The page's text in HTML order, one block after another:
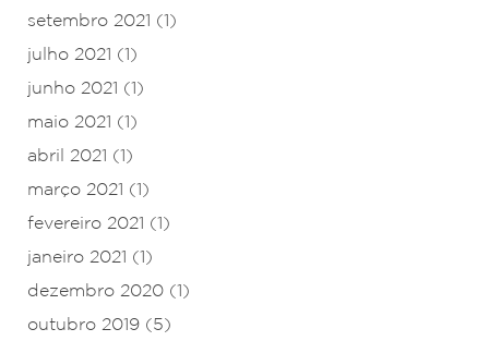
setembro 2021 (1)
julho 2021 (1)
junho 2021 (1)
maio 2021 (1)
abril 2021 (1)
março 2021 (1)
fevereiro 2021 (1)
janeiro 2021 (1)
dezembro 2020 (1)
outubro 2019 (5)